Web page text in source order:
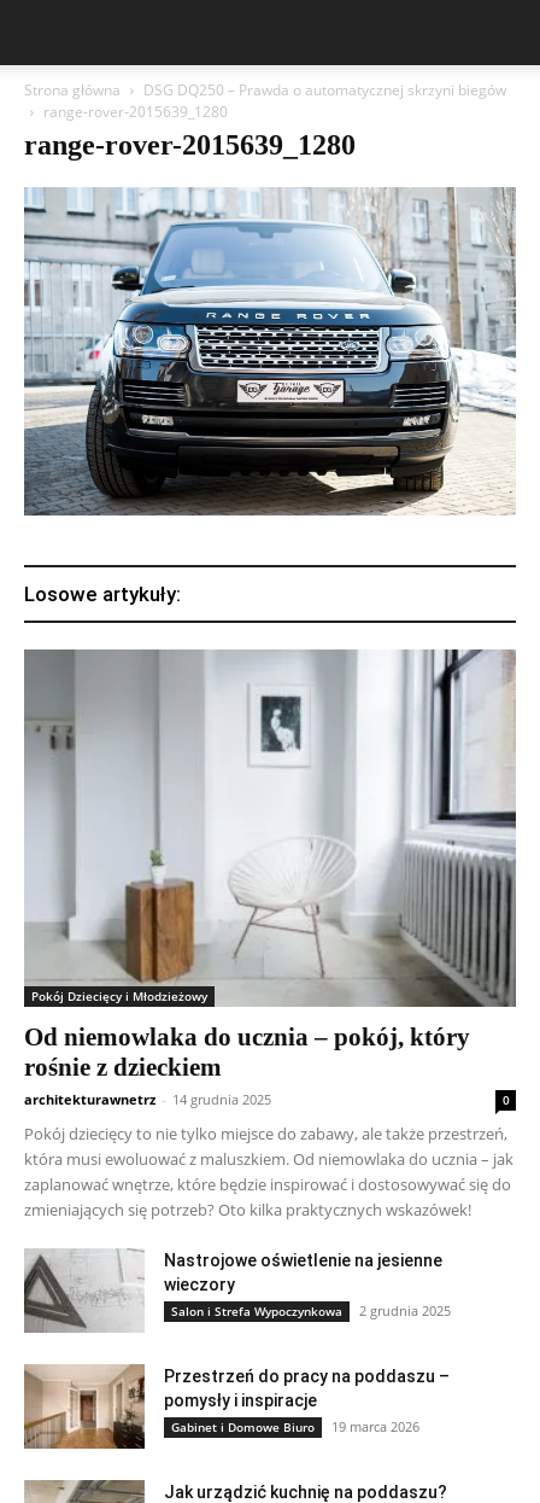
Strona główna
DSG DQ250 – Prawda o automatycznej skrzyni biegów
range-rover-2015639_1280
range-rover-2015639_1280
Losowe artykuły:
Pokój Dziecięcy i Młodzieżowy
Od niemowlaka do ucznia – pokój, który
rośnie z dzieckiem
architekturawnetrz - 14 grudnia 2025 0
Pokój dziecięcy to nie tylko miejsce do zabawy, ale także przestrzeń,
która musi ewoluować z maluszkiem. Od niemowlaka do ucznia – jak
zaplanować wnętrze, które będzie inspirować i dostosowywać się do
zmieniających się potrzeb? Oto kilka praktycznych wskazówek!
Nastrojowe oświetlenie na jesienne
wieczory
Salon i Strefa Wypoczynkowa 2 grudnia 2025
Przestrzeń do pracy na poddaszu –
pomysły i inspiracje
Gabinet i Domowe Biuro 19 marca 2026
Jak urządzić kuchnię na poddaszu?